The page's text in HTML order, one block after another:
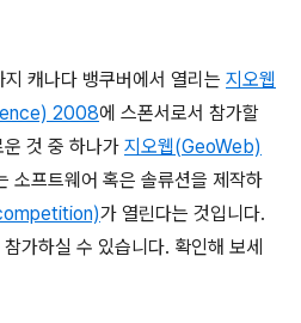
캐나다 뱅쿠버에서 열리는 지오웹
2008에 스폰서로서 참가할
것 중 하나가 지오웹(GeoWeb)
소프트웨어 혹은 솔류션을 제작하
가 열린다는 것입니다.
가하실 수 있습니다. 확인해 보세